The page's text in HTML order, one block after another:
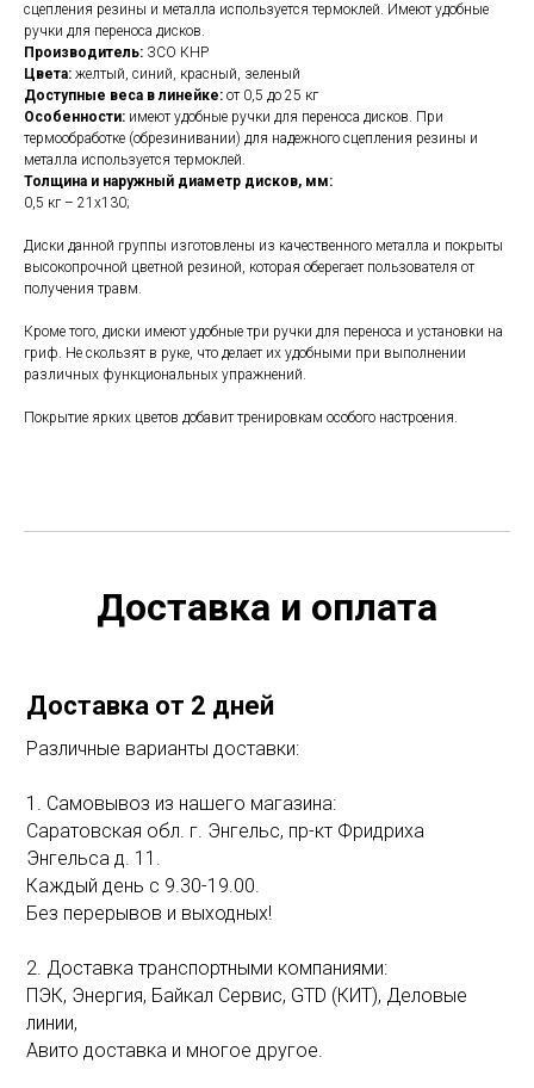
сцепления резины и металла используется термоклей. Имеют удобные
ручки для переноса дисков.
Производитель: ЗСО КНР
Цвета: желтый, синий, красный, зеленый
Доступные веса в линейке: от 0,5 до 25 кг
Особенности: имеют удобные ручки для переноса дисков. При
термообработке (обрезинивании) для надежного сцепления резины и
металла используется термоклей.
Толщина и наружный диаметр дисков, мм:
0,5 кг – 21х130;
Диски данной группы изготовлены из качественного металла и покрыты
высокопрочной цветной резиной, которая оберегает пользователя от
получения травм.
Кроме того, диски имеют удобные три ручки для переноса и установки на
гриф. Не скользят в руке, что делает их удобными при выполнении
различных функциональных упражнений.
Покрытие ярких цветов добавит тренировкам особого настроения.
Доставка и оплата
Доставка от 2 дней
Различные варианты доставки:
1. Самовывоз из нашего магазина:
Саратовская обл. г. Энгельс, пр-кт Фридриха
Энгельса д. 11.
Каждый день с 9.30-19.00.
Без перерывов и выходных!
2. Доставка транспортными компаниями:
ПЭК, Энергия, Байкал Сервис, GTD (КИТ), Деловые
линии,
Авито доставка и многое другое.